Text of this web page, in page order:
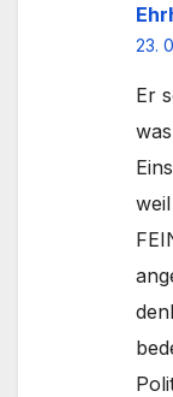
23.
Er